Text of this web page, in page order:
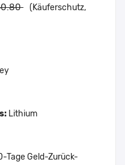
(Käuferschutz,
Lithium
Tage Geld-Zurück-